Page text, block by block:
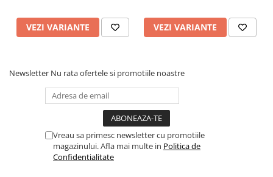
VEZI VARIANTE VEZI VARIANTE
Newsletter Nu rata ofertele si promotiile noastre
Vreau sa primesc newsletter cu promotiile
magazinului. Afla mai multe in Politica de
Confidentialitate